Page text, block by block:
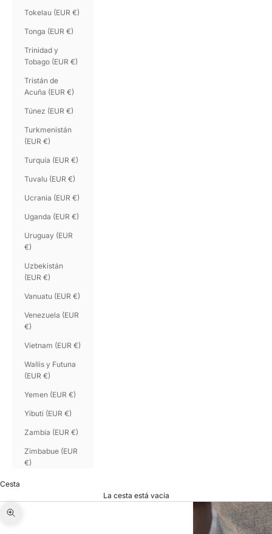
Tokelau (EUR €)
Tonga (EUR €)
Trinidad y
Tobago (EUR €)
Tristán de
Acuña (EUR €)
Túnez (EUR €)
Turkmenistán
(EUR €)
Turquía (EUR €)
Tuvalu (EUR €)
Ucrania (EUR €)
Uganda (EUR €)
Uruguay (EUR
€)
Uzbekistán
(EUR €)
Vanuatu (EUR €)
Venezuela (EUR
€)
Vietnam (EUR €)
Wallis y Futuna
(EUR €)
Yemen (EUR €)
Yibuti (EUR €)
Zambia (EUR €)
Zimbabue (EUR
€)
Cesta
La cesta está vacía
Zoom